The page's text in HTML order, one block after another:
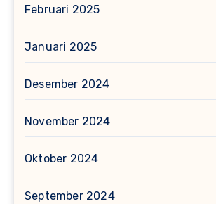
Februari 2025
Januari 2025
Desember 2024
November 2024
Oktober 2024
September 2024